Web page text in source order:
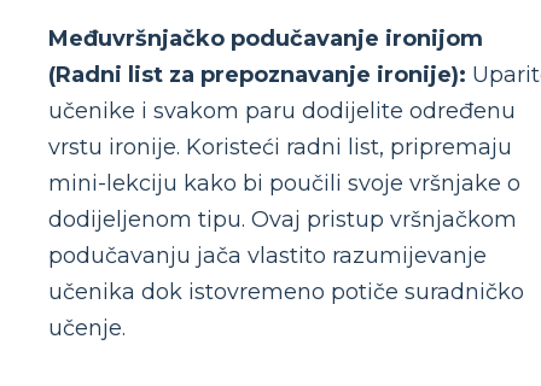
Međuvršnjačko podučavanje ironijom
(Radni list za prepoznavanje ironije):
učenike i svakom paru dodijelite određenu
vrstu ironije. Koristeći radni list, pripremaju
mini-lekciju kako bi poučili svoje vršnjake o
dodijeljenom tipu. Ovaj pristup vršnjačkom
podučavanju jača vlastito razumijevanje
učenika dok istovremeno potiče suradničko
učenje.